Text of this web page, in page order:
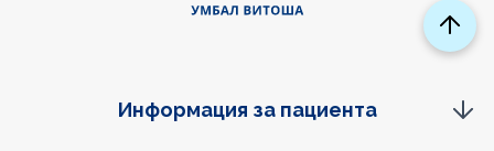
Информация за пациента